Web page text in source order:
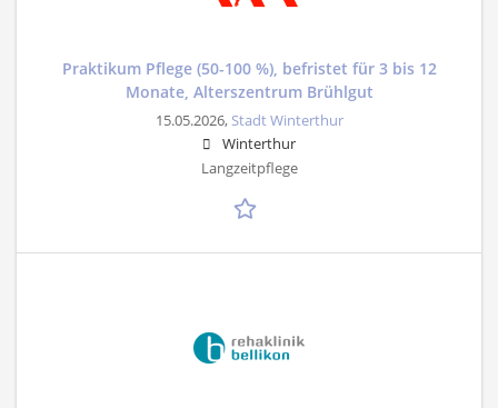
Praktikum Pflege (50-100 %), befristet für 3 bis 12
Monate, Alterszentrum Brühlgut
15.05.2026, Stadt Winterthur
Winterthur
Langzeitpflege